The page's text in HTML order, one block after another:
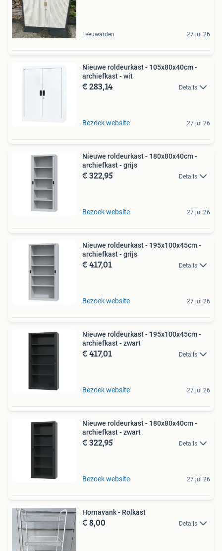
Leeuwarden 27 jul 26
Nieuwe roldeurkast - 105x80x40cm -
archiefkast - wit
€ 283,14 Details
Bezoek website 27 jul 26
Nieuwe roldeurkast - 180x80x40cm -
archiefkast - grijs
€ 322,95 Details
Bezoek website 27 jul 26
Nieuwe roldeurkast - 195x100x45cm -
archiefkast - grijs
€ 417,01 Details
Bezoek website 27 jul 26
Nieuwe roldeurkast - 195x100x45cm -
archiefkast - zwart
€ 417,01 Details
Bezoek website 27 jul 26
Nieuwe roldeurkast - 180x80x40cm -
archiefkast - zwart
€ 322,95 Details
Bezoek website 27 jul 26
Hornavank - Rolkast
€ 8,00 Details